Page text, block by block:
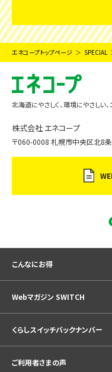
エネコープトップページ SPECIAL
北海道にやさしく、環境にやさしい
株式会社 エネコープ
〒060-0008 札幌市中央区北8
こんなにお得
Webマガジン SWITCH
くらしスイッチバックナンバー
ご利用者さまの声